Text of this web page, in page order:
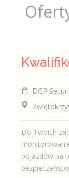
DGP
Do Twoich
pojazdów na